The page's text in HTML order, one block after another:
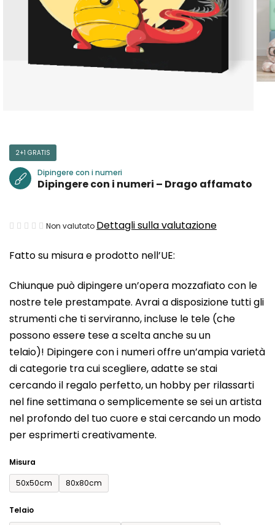
Fatto su misura e prodotto nell’UE:
Chiunque può dipingere un’opera mozzafiato con le
nostre tele prestampate. Avrai a disposizione tutti gli
strumenti che ti serviranno, incluse le tele (che
possono essere tese a scelta anche su un
telaio)! Dipingere con i numeri offre un’ampia varietà
di categorie tra cui scegliere, adatte se stai
cercando il regalo perfetto, un hobby per rilassarti
nel fine settimana o semplicemente se sei un artista
nel profondo del tuo cuore e stai cercando un modo
per esprimerti creativamente.
Misura
50x50cm
80x80cm
Telaio
2+1 GRATIS
Dipingere con i numeri
Dipingere con i numeri – Drago affamato
La
media
prodotto
è
0,0
su
5
stelle.
Non valutato Dettagli sulla valutazione